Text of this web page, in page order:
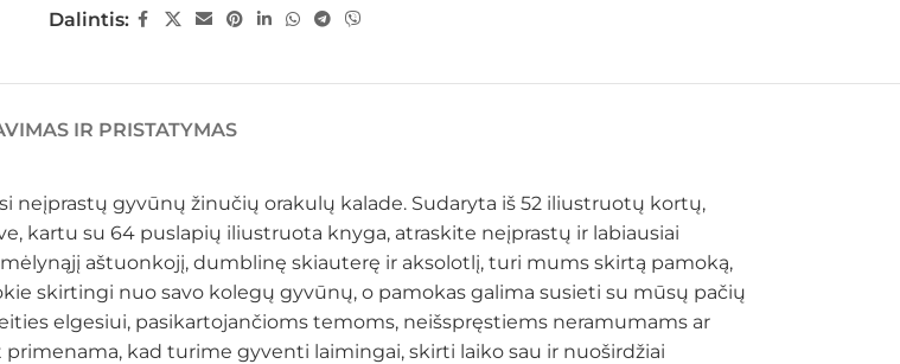
Dalintis:
IR PRISTATYMAS
neįprastų gyvūnų žinučių orakulų kalade. Sudaryta iš 52 iliustruotų kortų,
kartu su 64 puslapių iliustruota knyga, atraskite neįprastų ir labiausiai
aštuonkojį, dumblinę skiauterę ir aksolotlį, turi mums skirtą pamoką,
skirtingi nuo savo kolegų gyvūnų, o pamokas galima susieti su mūsų pačių
elgesiui, pasikartojančioms temoms, neišspręstiems neramumams ar
kad turime gyventi laimingai, skirti laiko sau ir nuoširdžiai